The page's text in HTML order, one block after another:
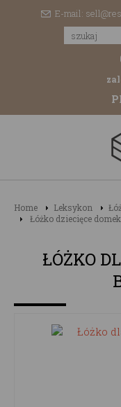
E-mail:
Home Leksykon
Łóżko dziecięce domek
ŁÓŻKO